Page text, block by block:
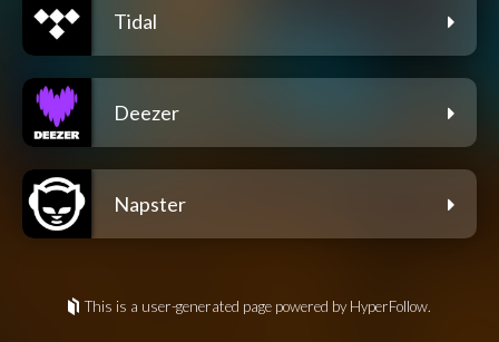
Tidal
Deezer
Napster
This is a user-generated page powered by HyperFollow.